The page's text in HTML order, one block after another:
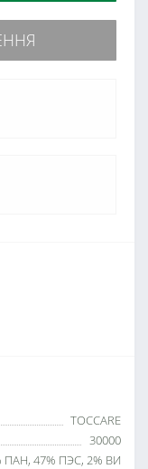
TOCCARE
30000
ПАН, 47% ПЭС, 2% ВИ